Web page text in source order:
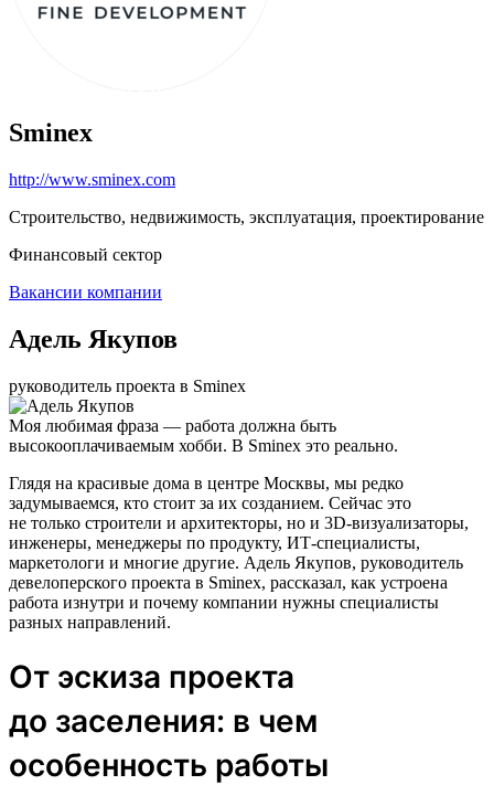
Sminex
http://www.sminex.com
Строительство, недвижимость, эксплуатация, проектирование
Финансовый сектор
Вакансии компании
Адель Якупов
руководитель проекта в Sminex
Моя любимая фраза — работа должна быть
высокооплачиваемым хобби. В Sminex это реально.
Глядя на красивые дома в центре Москвы, мы редко
задумываемся, кто стоит за их созданием. Сейчас это
не только строители и архитекторы, но и 3D-визуализаторы,
инженеры, менеджеры по продукту, ИТ-специалисты,
маркетологи и многие другие. Адель Якупов, руководитель
девелоперского проекта в Sminex, рассказал, как устроена
работа изнутри и почему компании нужны специалисты
разных направлений.
От эскиза проекта
до заселения: в чем
особенность работы